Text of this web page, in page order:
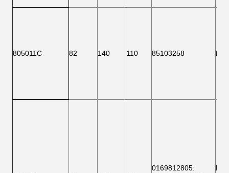
805011C 82 140 110 85103258 F
0169812805:
F